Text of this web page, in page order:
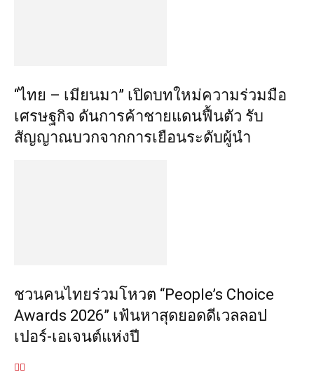
“ไทย – เมียนมา” เปิดบทใหม่ความร่วมมือ
เศรษฐกิจ ดันการค้าชายแดนฟื้นตัว รับ
สัญญาณบวกจากการเยือนระดับผู้นำ
ชวนคนไทยร่วมโหวต “People’s Choice
Awards 2026” เฟ้นหาสุดยอดดีเวลลอป
เปอร์-เอเจนต์แห่งปี